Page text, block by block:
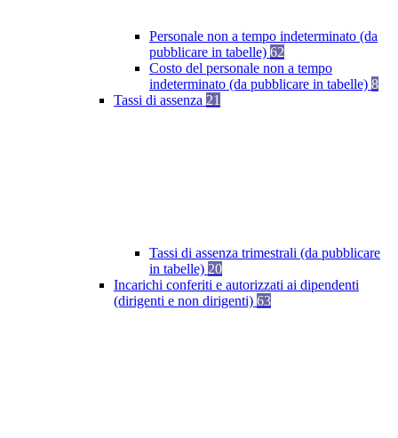
Personale non a tempo indeterminato (da
pubblicare in tabelle) 62
Costo del personale non a tempo
indeterminato (da pubblicare in tabelle) 8
Tassi di assenza 21
Tassi di assenza trimestrali (da pubblicare
in tabelle) 20
Incarichi conferiti e autorizzati ai dipendenti
(dirigenti e non dirigenti) 63